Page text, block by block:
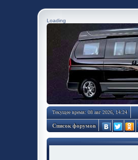
Loading
Текущее время: 08 авг 2026, 14:24
Список форумов